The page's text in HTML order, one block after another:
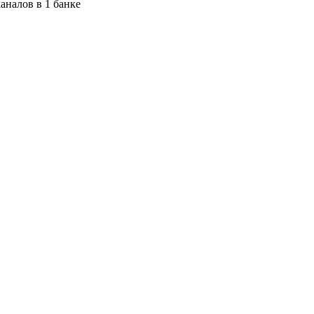
в 1 банке